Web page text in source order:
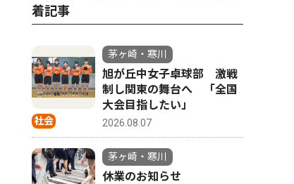
着記事
社会
茅ヶ崎・寒川
旭が丘中女子卓球部 激戦
制し関東の舞台へ 「全国
大会目指したい」
2026.08.07
茅ヶ崎・寒川
休業のお知らせ